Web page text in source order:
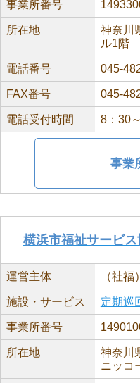
事業所番号
所在地
神奈川
ル1階
電話番号 045-
FAX番号 045-
電話受付時間 8：30
事業
横浜市福祉サービ
運営主体 （社
施設・サービス 定期巡
事業所番号
所在地
神奈川
ニッコ